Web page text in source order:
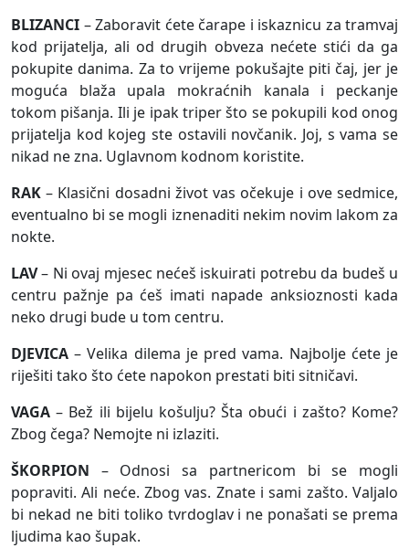
BLIZANCI – Zaboravit ćete čarape i iskaznicu za tramvaj
kod prijatelja, ali od drugih obveza nećete stići da ga
pokupite danima. Za to vrijeme pokušajte piti čaj, jer je
moguća blaža upala mokraćnih kanala i peckanje
tokom pišanja. Ili je ipak triper što se pokupili kod onog
prijatelja kod kojeg ste ostavili novčanik. Joj, s vama se
nikad ne zna. Uglavnom kodnom koristite.
RAK – Klasični dosadni život vas očekuje i ove sedmice,
eventualno bi se mogli iznenaditi nekim novim lakom za
nokte.
LAV– Ni ovaj mjesec nećeš iskuirati potrebu da budeš u
centru pažnje pa ćeš imati napade anksioznosti kada
neko drugi bude u tom centru.
DJEVICA – Velika dilema je pred vama. Najbolje ćete je
riješiti tako što ćete napokon prestati biti sitničavi.
VAGA – Bež ili bijelu košulju? Šta obući i zašto? Kome?
Zbog čega? Nemojte ni izlaziti.
ŠKORPION – Odnosi sa partnericom bi se mogli
popraviti. Ali neće. Zbog vas. Znate i sami zašto. Valjalo
bi nekad ne biti toliko tvrdoglav i ne ponašati se prema
ljudima kao šupak.